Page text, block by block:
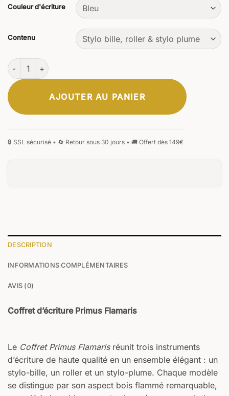
Couleur d'écriture
Contenu
quantité de Coffret Primus Flamaris
AJOUTER AU PANIER
DESCRIPTION
INFORMATIONS COMPLÉMENTAIRES
AVIS (0)
Coffret d’écriture Primus Flamaris
Le Coffret Primus Flamarisréunit trois instruments
d’écriture de haute qualité en un ensemble élégant : un
stylo-bille, un roller et un stylo-plume. Chaque modèle
se distingue par son aspect bois flammé remarquable,